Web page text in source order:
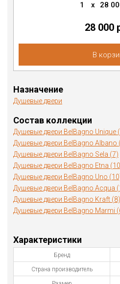
1 x 28
28 000
В
Назначение
Душевые двери
Состав коллекции
Душевые двери BelBagno Unique
Душевые двери BelBagno Albano
Душевые двери BelBagno Sela (7)
Душевые двери BelBagno Etna
Душевые двери BelBagno Uno
Душевые двери BelBagno Acqua
Душевые двери BelBagno Kraft (8)
Душевые двери BelBagno Marmi
Характеристики
Бренд
Страна производитель